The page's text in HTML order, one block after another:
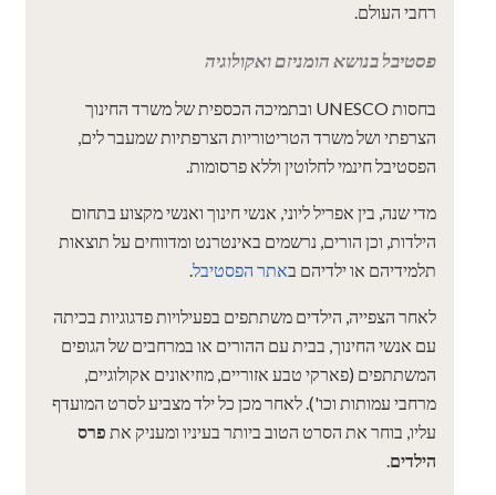
רחבי העולם.
פסטיבל בנושא הומניזם ואקולוגיה
בחסות UNESCO ובתמיכה הכספית של משרד החינוך
הצרפתי ושל משרד הטריטוריות הצרפתיות שמעבר לים,
הפסטיבל חינמי לחלוטין וללא פרסומות.
מדי שנה, בין אפריל ליוני, אנשי חינוך ואנשי מקצוע בתחום
הילדות, וכן הורים, נרשמים באינטרנט ומדווחים על תוצאות
תלמידיהם או ילדיהם באתר הפסטיבל.
לאחר הצפייה, הילדים משתתפים בפעילויות פדגוגיות בכיתה
עם אנשי החינוך, בבית עם ההורים או במרחבים של הגופים
המשתתפים (פארקי טבע אזוריים, מוזיאונים אקולוגיים,
מרחבי עמותות וכו'). לאחר מכן כל ילד מצביע לסרט המועדף
עליו, בוחר את הסרט הטוב ביותר בעיניו ומעניק את פרס
הילדים.